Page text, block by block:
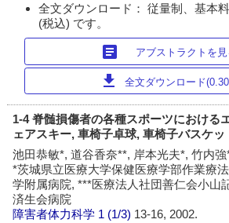
全文ダウンロード： 従量制、基本
(税込) です。
article アブストラクトを見
download 全文ダウンロード
1-4 脊髄損傷者の各種スポーツにおける
ェアスキー, 車椅子卓球, 車椅子バスケ
池田恭敏*, 道谷香奈**, 岸本光夫*, 竹内
*茨城県立医療大学保健医療学部作業療
学附属病院, ***医療法人社団善仁会小山
済生会病院
障害者体力科学 1 (1/3) 13-16, 2002.